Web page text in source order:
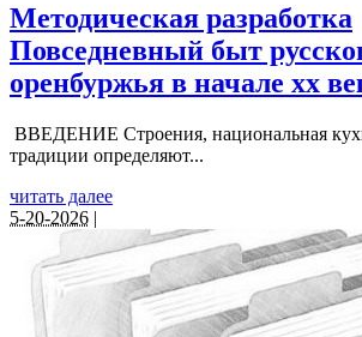
Методическая разработка
Повседневный быт
оренбуржья в начале хх
ВВЕДЕНИЕ Строения, национальная
традиции определяют...
читать далее
5-20-2026 |